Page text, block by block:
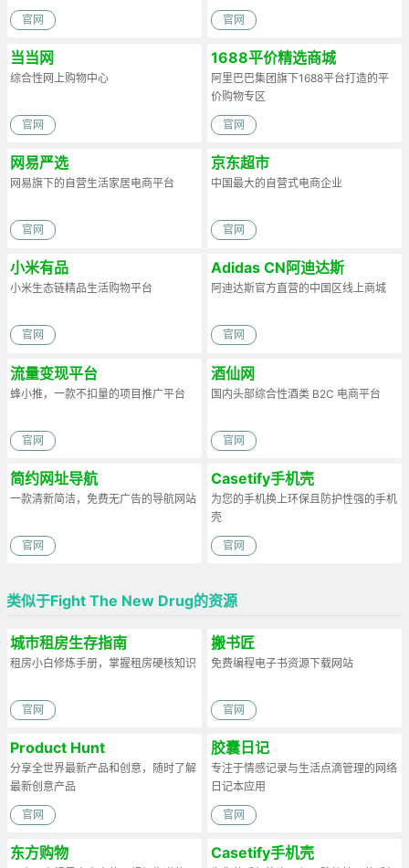
官网 官网
当当网
综合性网上购物中心
官网
1688平价精选商城
阿里巴巴集团旗下1688平台打造的平
价购物专区
官网
网易严选
网易旗下的自营生活家居电商平台
官网
京东超市
中国最大的自营式电商企业
官网
小米有品
小米生态链精品生活购物平台
官网
Adidas CN阿迪达斯
阿迪达斯官方直营的中国区线上商城
官网
流量变现平台
蜂小推，一款不扣量的项目推广平台
官网
酒仙网
国内头部综合性酒类 B2C 电商平台
官网
简约网址导航
一款清新简洁，免费无广告的导航网站
官网
Casetify手机壳
为您的手机换上环保且防护性强的手机
壳
官网
类似于Fight The New Drug的资源
城市租房生存指南
租房小白修炼手册，掌握租房硬核知识
官网
搬书匠
免费编程电子书资源下载网站
官网
Product Hunt
分享全世界最新产品和创意，随时了解
最新创意产品
官网
胶囊日记
专注于情感记录与生活点滴管理的网络
日记本应用
官网
东方购物 Casetify手机壳